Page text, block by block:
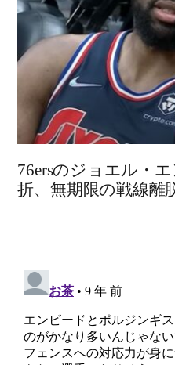
76ersのジョエル・
折、無期限の戦線離